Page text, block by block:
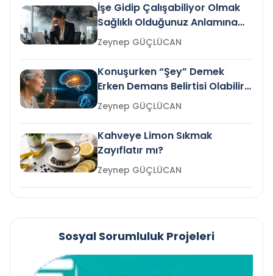
İşe Gidip Çalışabiliyor Olmak
Sağlıklı Olduğunuz Anlamına
Gelir mi?Zeynep GÜÇLÜCAN
Konuşurken “Şey” Demek
Erken Demans Belirtisi Olabilir
mi?
Zeynep GÜÇLÜCAN
Kahveye Limon Sıkmak
Zayıflatır mı?
Zeynep GÜÇLÜCAN
Sosyal Sorumluluk Projeleri